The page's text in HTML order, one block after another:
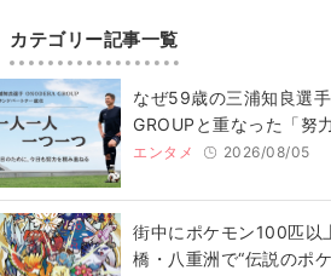
カテゴリー記事一覧
なぜ59歳の三浦知良選
GROUPと重なった「努
エンタメ 2026/08/05
街中にポケモン100匹
橋・八重洲で“伝説のポ